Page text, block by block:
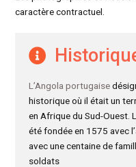
caractère contractuel.
L’Angola portugaise
historique où il était un
en Afrique du Sud-Ouest.
été fondée en 1575 avec
avec une centaine de
soldats